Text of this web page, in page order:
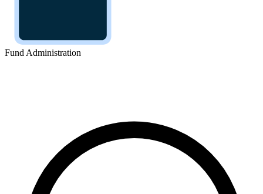
Fund Administration